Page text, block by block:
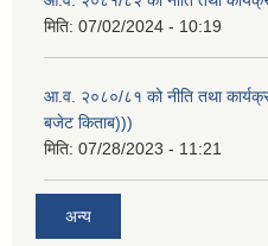
मिति: 07/02/2024 - 10:19
आ.व. २०८०/८१ को नीति तथा
बजेट किताब)))
मिति: 07/28/2023 - 11:21
अन्य